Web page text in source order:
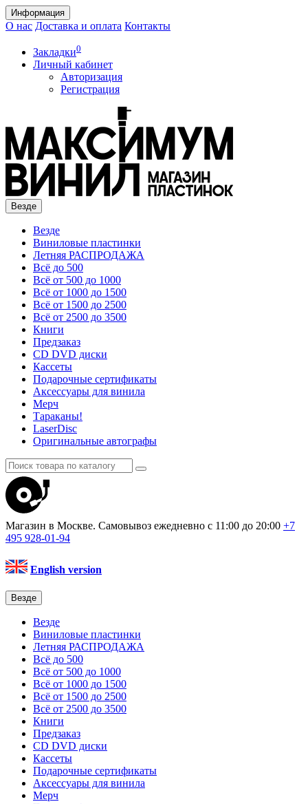
Информация
О нас Доставка и оплата Контакты
Закладки0
Личный кабинет
Авторизация
Регистрация
Везде
Везде
Виниловые пластинки
Летняя РАСПРОДАЖА
Всё до 500
Всё от 500 до 1000
Всё от 1000 до 1500
Всё от 1500 до 2500
Всё от 2500 до 3500
Книги
Предзаказ
CD DVD диски
Кассеты
Подарочные сертификаты
Аксессуары для винила
Мерч
Тараканы!
LaserDisc
Оригинальные автографы
Магазин в Москве. Самовывоз ежедневно с 11:00 до 20:00 +7
495 928-01-94
English version
Везде
Везде
Виниловые пластинки
Летняя РАСПРОДАЖА
Всё до 500
Всё от 500 до 1000
Всё от 1000 до 1500
Всё от 1500 до 2500
Всё от 2500 до 3500
Книги
Предзаказ
CD DVD диски
Кассеты
Подарочные сертификаты
Аксессуары для винила
Мерч